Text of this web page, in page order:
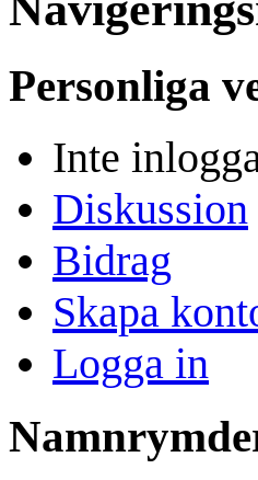
Personliga
Inte
Diskussion
Bidrag
Skapa
Logga in